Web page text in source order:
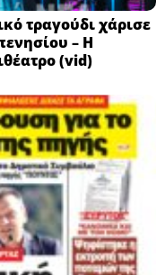
τραγούδι χάρισε
– Η
(vid)